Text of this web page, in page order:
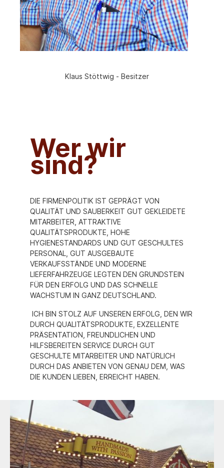
Klaus Stöttwig - Besitzer
Wer wir
sind?
DIE FIRMENPOLITIK IST GEPRÄGT VON
QUALITÄT UND SAUBERKEIT GUT GEKLEIDETE
MITARBEITER, ATTRAKTIVE
QUALITÄTSPRODUKTE, HOHE
HYGIENESTANDARDS UND GUT GESCHULTES
PERSONAL, GUT AUSGEBAUTE
VERKAUFSSTÄNDE UND MODERNE
LIEFERFAHRZEUGE LEGTEN DEN GRUNDSTEIN
FÜR DEN ERFOLG UND DAS SCHNELLE
WACHSTUM IN GANZ DEUTSCHLAND.
ICH BIN STOLZ AUF UNSEREN ERFOLG, DEN WIR
DURCH QUALITÄTSPRODUKTE, EXZELLENTE
PRÄSENTATION, FREUNDLICHEN UND
HILFSBEREITEN SERVICE DURCH GUT
GESCHULTE MITARBEITER UND NATÜRLICH
DURCH DAS ANBIETEN VON GENAU DEM, WAS
DIE KUNDEN LIEBEN, ERREICHT HABEN.